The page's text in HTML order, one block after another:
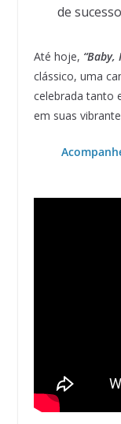
de
Até hoje, “Baby,
clássico, uma
celebrada tanto
em suas